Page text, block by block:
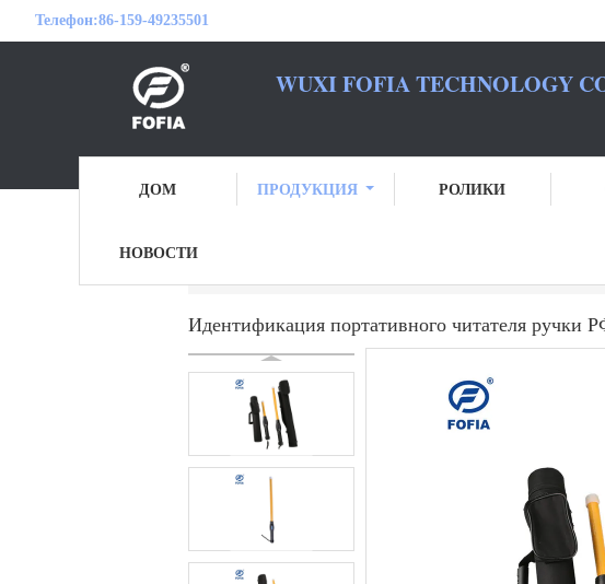
Телефон:86-159-49235501
WUXI FOFIA TECHNOLOGY
БУДЬТЕ
ДОМ ПРОДУКЦИЯ РОЛИКИ
НОВОСТИ
Идентификация портативного читателя